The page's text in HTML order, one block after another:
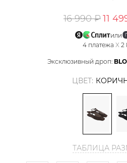
16 990 ₽11
или
4 платежа X 2
Эксклюзивный дроп:
ЦВЕТ:
ТАБЛИЦА